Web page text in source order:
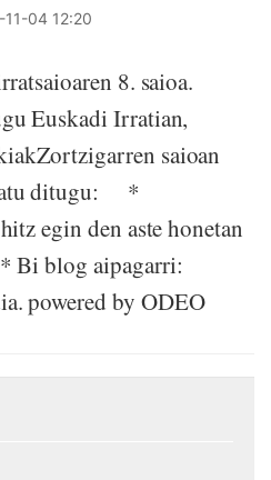
11-04 12:20
8. saioa.
Euskadi Irratian,
saioan
ditugu: *
egin den aste honetan
Bi blog aipagarri:
powered by ODEO